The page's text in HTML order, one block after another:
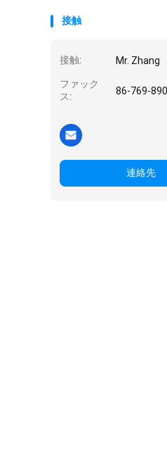
接触
接触: Mr. Zhang
ファック
ス:
86-769-
連絡先